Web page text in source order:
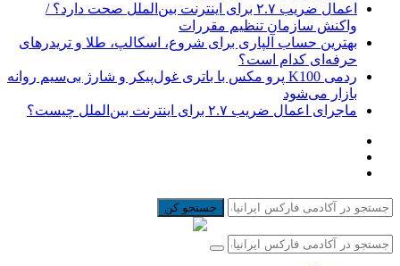
اعمال ضریب ۲.۷ برای اینترنت بین‌الملل صحت دارد؟ /
واکنش سازمان تنظیم مقررات
بهترین حساب آلپاری برای شروع، اسکالپ، طلا و تریدرهای
حرفه‌ای کدام است؟
ردمی K100 پرو مکس با باتری غول‌پیکر و شارژ بی‌سیم روانه
بازار می‌شود
ماجرای اعمال ضریب ۲.۷ برای اینترنت بین‌الملل چیست؟
جستجو کن